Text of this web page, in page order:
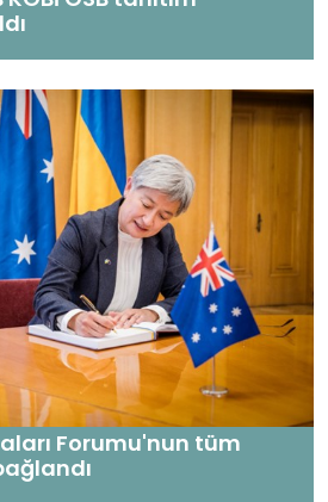
Forumu'nun tüm